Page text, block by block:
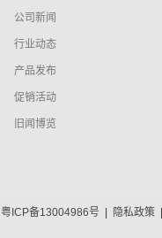
公司新闻
行业动态
产品发布
促销活动
旧闻博览
粤ICP备13004986号 隐私政策